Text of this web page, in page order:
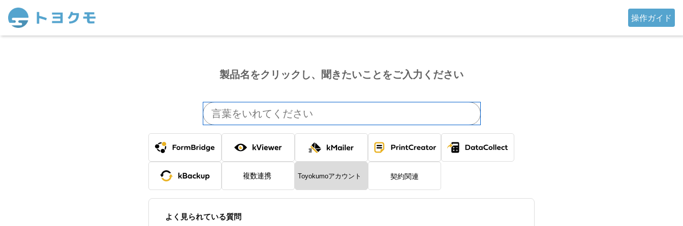
操作ガイド
製品名をクリックし、聞きたいことをご入力ください
FormBridge kViewer kMailer PrintCreator DataCollect
kBackup 複数連携 TOYOKUMOkintoneapp 契約関連
よく見られている質問